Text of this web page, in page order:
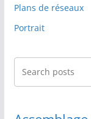
Plans de réseaux
Portrait